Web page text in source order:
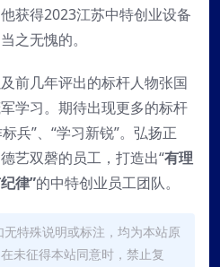
获得2023江苏中特创业设备
之无愧的。
前几年评出的标杆人物张国
学习。期待出现更多的标杆
兵”、“学习新锐”。弘扬正
艺双磬的员工，打造出“有理
律”的中特创业员工团队。
特殊说明或标注，均为本站原
未征得本站同意时，禁止复